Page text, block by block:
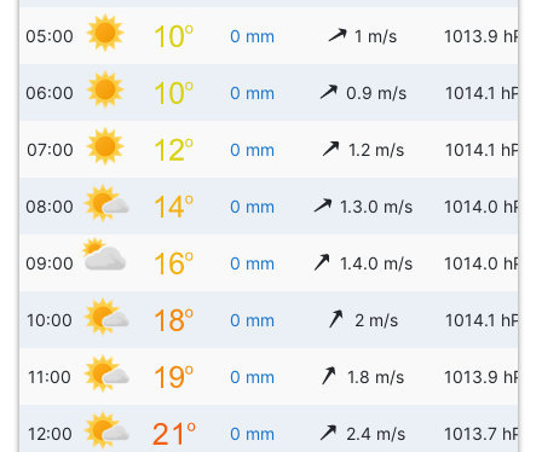
05:00 0 mm 1 m/s 1013.9 hPa
06:00 0 mm 0.9 m/s 1014.1 hPa
07:00 0 mm 1.2 m/s 1014.1 hPa
08:00 0 mm 1.3.0 m/s 1014.0 hPa
09:00 0 mm 1.4.0 m/s 1014.0 hPa
10:00 0 mm 2 m/s 1014.1 hPa
11:00 0 mm 1.8 m/s 1013.9 hPa
12:00 0 mm 2.4 m/s 1013.7 hPa